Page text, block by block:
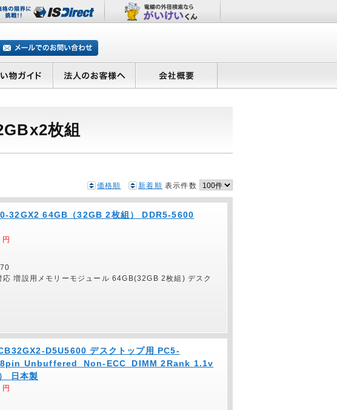
枚組
価格順 新着順 表示件数
32GX2 64GB（32GB 2枚組） DDR5-5600
円
増設用メモリーモジュール 64GB(32GB 2枚組) デスク
D5U5600 デスクトップ用 PC5-
Unbuffered_Non-ECC_DIMM 2Rank 1.1v
日本製
円